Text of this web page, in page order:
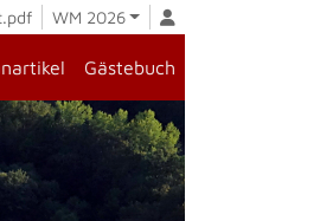
WM 2026
Gästebuch